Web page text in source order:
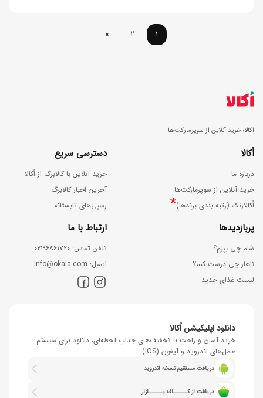
1
2
»
اکالا؛ خرید آنلاین از سوپرمارکت‌ها
اُکالا
درباره ما
خرید آنلاین از سوپرمارکت‌ها
اُکالارنک (رتبه بندی برندها)*
دسترسی سریع
خرید آنلاین با کالابرگ از اُکالا
آخرین اخبار کالابرگ
رسپی‌های تابستانه
پربازدیدها
شام چی بپزم؟
ناهار چی درست کنم؟
لیست غذای جدید
ارتباط با ما
ﺗﻠﻔﻦ ﺗﻤﺎس: ۰۲۱۹۶۸۶۱۷۲۰
اﯾﻤﯿﻞ: info@okala.com
دانلود اپلیکیشن اُکالا
خرید آسان و راحت با تخفیف‌های جذابِ لحظه‌ای، دانلود برای سیستم
عامل‌های اندروید و آیفون (iOS)
دریافت مستقیم نسخه اندروید
دریافت از کــــــافه بــــــازار